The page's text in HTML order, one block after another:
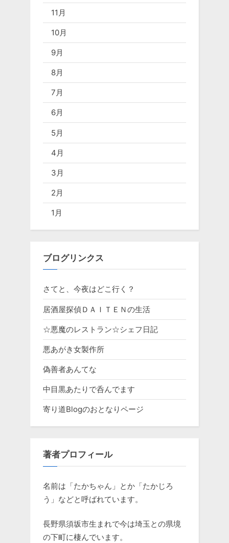
11月
10月
9月
8月
7月
6月
5月
4月
3月
2月
1月
ブログリンクス
さてと、今夜はどこ行く？
居酒屋探偵ＤＡＩＴＥＮの生活
☆悪魔のレストラン☆シェフ日記
悪あがき女製作所
偽善者あんてな
中目黒あたりで呑んでます
寄り道Blogのおとなりページ
著者プロフィール
名前は「たかちゃん」とか「たかじろ
う」などと呼ばれています。
長野県須坂市生まれで今は埼玉との県境
の下町に棲んでいます。